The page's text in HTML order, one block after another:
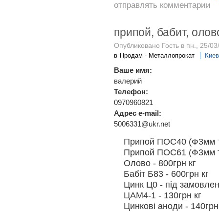
отправлять комментарии
припой, бабит,
Опубликовано Гость в пн., 25/
в Продам - Металлопрокат Киев
Ваше имя:
валерий
Телефон:
0970960821
Адрес e-mail:
5006331@ukr.net
Припой ПОС40 (Ф3мм
Припой ПОС61 (Ф3мм
Олово - 800грн кг
Бабіт Б83 - 600грн кг
Цинк Ц0 - під
ЦАМ4-1 - 130грн кг
Цинкові аноди - 140грн